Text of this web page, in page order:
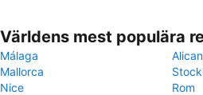
Världens mest populära
Málaga
Mallorca
Nice
Rom